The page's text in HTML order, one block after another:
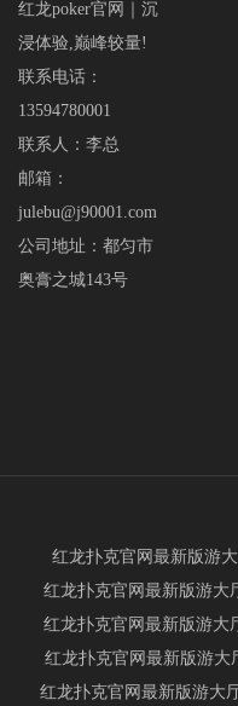
红龙poker官网｜沉
浸体验,巅峰较量!
联系电话：
13594780001
联系人：李总
邮箱：
julebu@j90001.com
公司地址：都匀市
奥膏之城143号
红龙扑克官网最新版游
红龙扑克官网最新版游大
红龙扑克官网最新版游大
红龙扑克官网最新版游大
红龙扑克官网最新版游大